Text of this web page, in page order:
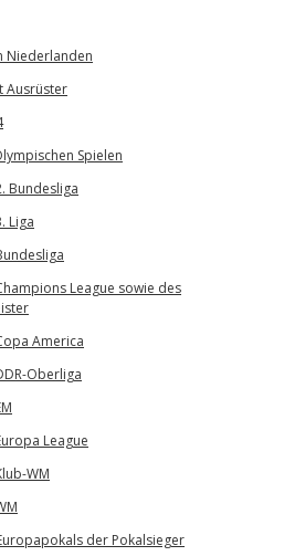
Niederlanden
Ausrüster
Spielen
Bundesliga
Liga
League sowie des
America
Oberliga
League
WM
der Pokalsieger